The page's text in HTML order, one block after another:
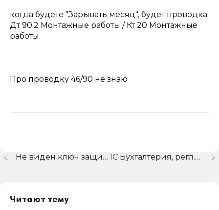
когда будете "Зарывать месяц", будет проводка
Дт 90.2 Монтажные работы / Кт 20 Монтажные
работы.
Про проводку 46/90 не знаю
1С Бухгалтерия, регл.отчеты-баланс и оборотно-сальд.ведомость
Не виден ключ защиты на локальных машинах (Бухгалтерия сетевая - 19 релиз )
Читают тему